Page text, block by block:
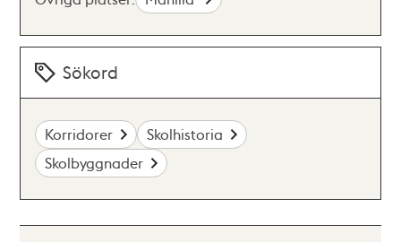
Sökord
Korridorer
Skolhistoria
Skolbyggnader